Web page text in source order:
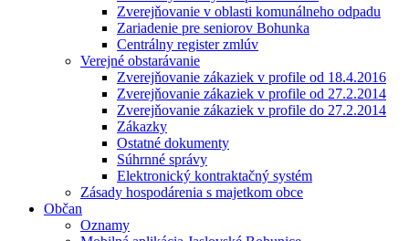
Zverejňovanie v oblasti komunálneho odpadu
Zariadenie pre seniorov Bohunka
Centrálny register zmlúv
Verejné obstarávanie
Zverejňovanie zákaziek v profile od 18.4.2016
Zverejňovanie zákaziek v profile od 27.2.2014
Zverejňovanie zákaziek v profile do 27.2.2014
Zákazky
Ostatné dokumenty
Súhrnné správy
Elektronický kontraktačný systém
Zásady hospodárenia s majetkom obce
Občan
Oznamy